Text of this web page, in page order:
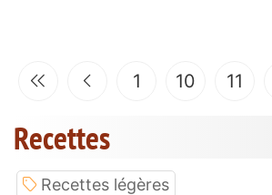
1 10 11
Recettes
Recettes légères